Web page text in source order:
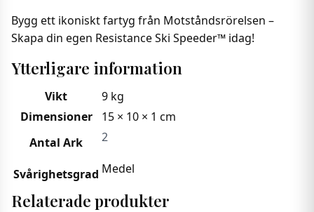
Bygg ett ikoniskt fartyg från Motståndsrörelsen –
Skapa din egen Resistance Ski Speeder™ idag!
Ytterligare information
Vikt
9 kg
Dimensioner
15 × 10 × 1 cm
Antal Ark
2
Svårighetsgrad Medel
Relaterade produkter